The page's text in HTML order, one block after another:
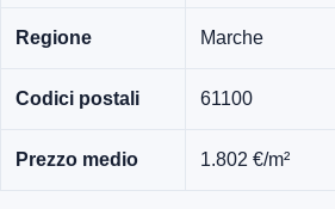
Regione Marche
Codici postali 61100
Prezzo medio 1.802 €/m²